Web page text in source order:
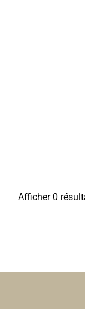
Afficher 0